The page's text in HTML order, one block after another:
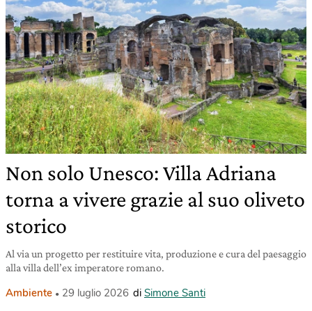
Non solo Unesco: Villa Adriana
torna a vivere grazie al suo oliveto
storico
Al via un progetto per restituire vita, produzione e cura del paesaggio
alla villa dell’ex imperatore romano.
Ambiente 29 luglio 2026 di Simone Santi